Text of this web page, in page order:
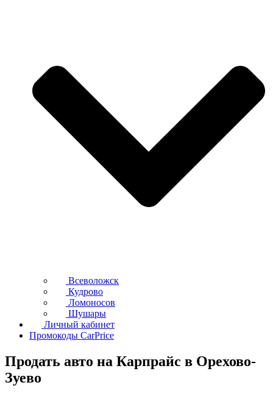
Всеволожск
Кудрово
Ломоносов
Шушары
Личный кабинет
Промокоды CarPrice
Продать авто на Карпрайс в Орехово-
Зуево